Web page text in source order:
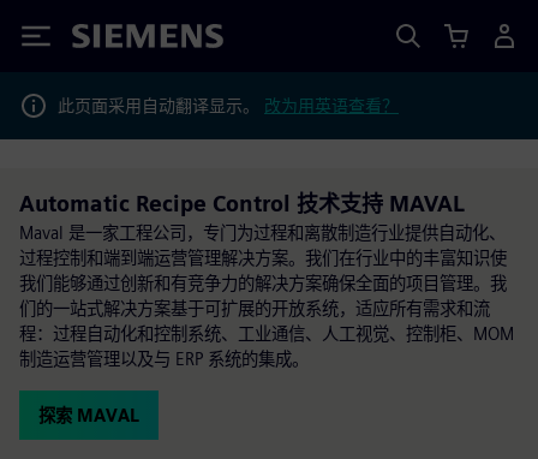
Siemens
此页面采用自动翻译显示。 改为用英语查看？
Automatic Recipe Control 技术支持 MAVAL
Maval 是一家工程公司，专门为过程和离散制造行业提供自动化、
过程控制和端到端运营管理解决方案。我们在行业中的丰富知识使
我们能够通过创新和有竞争力的解决方案确保全面的项目管理。我
们的一站式解决方案基于可扩展的开放系统，适应所有需求和流
程：过程自动化和控制系统、工业通信、人工视觉、控制柜、MOM
制造运营管理以及与 ERP 系统的集成。
探索 MAVAL